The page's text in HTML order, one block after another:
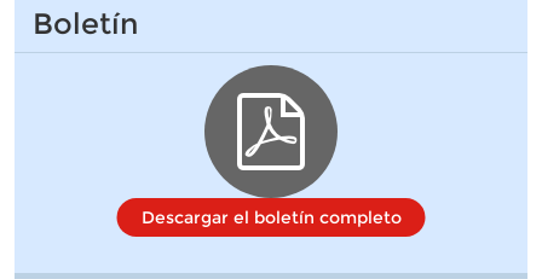
Boletín
Descargar el boletín completo